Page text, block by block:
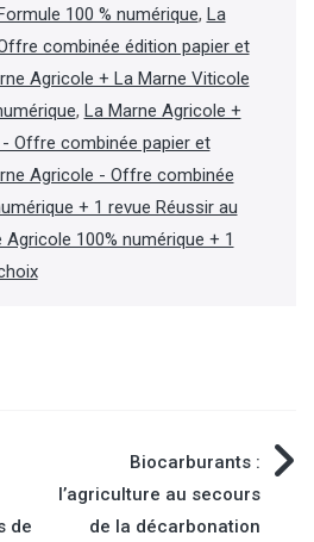
100 % numérique, La
combinée édition papier et
Agricole + La Marne Viticole
, La Marne Agricole +
Offre combinée papier et
Agricole - Offre combinée
+ 1 revue Réussir au
Agricole 100% numérique + 1
de
Biocarburants :
l’agriculture au secours
de la décarbonation